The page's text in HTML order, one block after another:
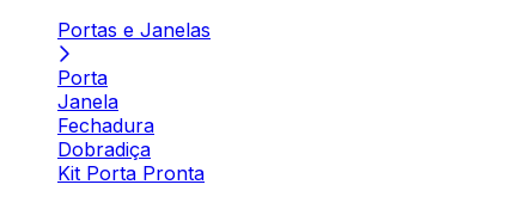
Portas e Janelas
Porta
Janela
Fechadura
Dobradiça
Kit Porta Pronta